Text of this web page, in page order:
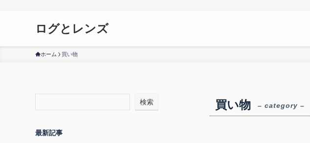
ログとレンズ
ホーム 買い物
買い物 – category –
検索
最新記事